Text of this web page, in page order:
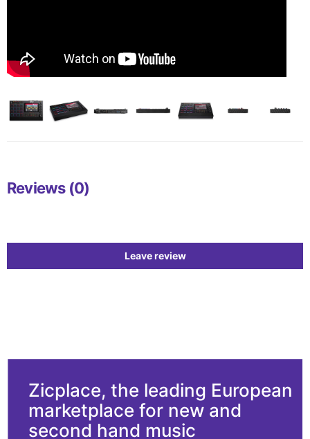
Reviews (0)
Leave review
Zicplace, the leading European
marketplace for new and
second hand music